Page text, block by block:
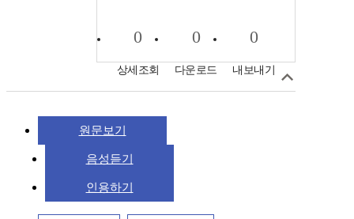
0
상세조회
0
다운로드
0
내보내기
원문보기
음성듣기
인용하기